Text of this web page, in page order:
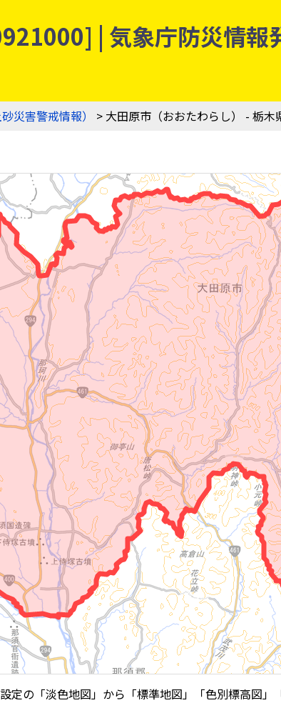
| 気象庁防災情報
災害警戒情報） > 大田原市（おおたわらし） - 栃木
の「淡色地図」から「標準地図」「色別標高図」